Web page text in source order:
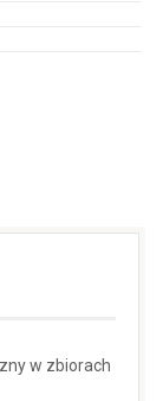
w zbiorach